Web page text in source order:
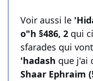
Voir aussi le
o"h §486, 2 qui
sfarades qui
'hadash que j'ai
Shaar Ephraim